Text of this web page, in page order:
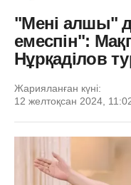
"Мені алшы"
емеспін":
Нұрқаділов
Жарияланған күні:
12 желтоқсан 2024,